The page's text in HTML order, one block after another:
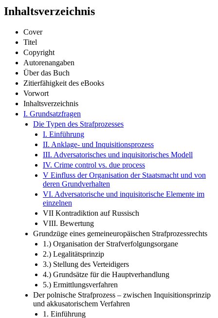
Inhaltsverzeichnis
Cover
Titel
Copyright
Autorenangaben
Über das Buch
Zitierfähigkeit des eBooks
Vorwort
Inhaltsverzeichnis
I. Grundsatzfragen
Die Typen des Strafprozesses
I. Einführung
II. Anklage- und Inquisitionsprozess
III. Adversatorisches und inquisitorisches Modell
IV. Crime control vs. due process
V Einfluss der Organisation der Staatsmacht und von
deren Grundverhalten
VI. Adversatorische und inquisitorische Elemente im
einzelnen
VII Kontradiktion auf Russisch
VIII. Bewertung
Grundzüge eines gemeineuropäischen Strafprozessrechts
1.) Organisation der Strafverfolgungsorgane
2.) Legalitätsprinzip
3.) Stellung des Verteidigers
4.) Grundsätze für die Hauptverhandlung
5.) Ermittlungsverfahren
Der polnische Strafprozess – zwischen Inquisitionsprinzip
und akkusatorischem Verfahren
1. Einführung